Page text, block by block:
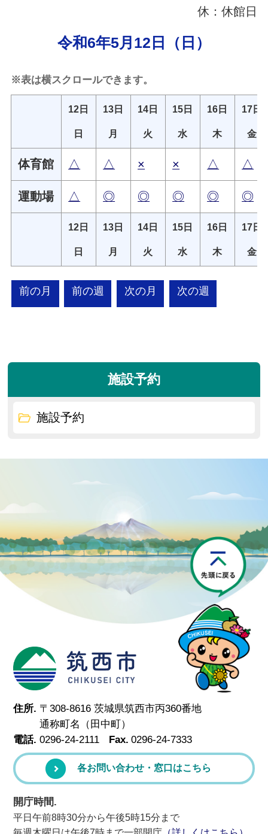
休：休館日
令和6年5月12日（日）
※表は横スクロールできます。
12日
日
13日
月
14日
火
15日
水
16日
木
17日
金
体育館 △ △ × × △ △
運動場 △ ◎ ◎ ◎ ◎ ◎
12日
日
13日
月
14日
火
15日
水
16日
木
17日
金
前の月 前の週 次の月 次の週
施設予約
施設予約
筑西市
住所. 〒308-8616 茨城県筑西市丙360番地
通称町名（田中町）
電話. 0296-24-2111 Fax. 0296-24-7333
各お問い合わせ・窓口はこちら
開庁時間.
平日午前8時30分から午後5時15分まで